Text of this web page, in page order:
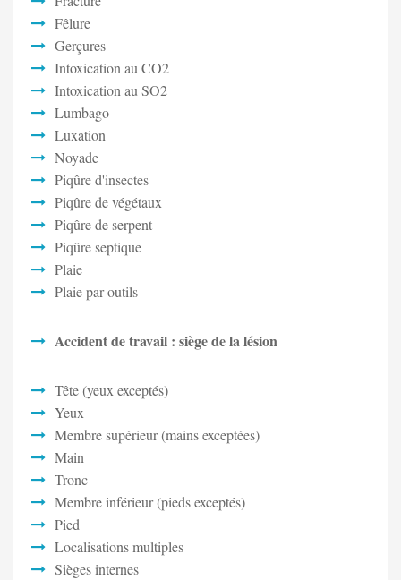
Fêlure
Gerçures
Intoxication au CO2
Intoxication au SO2
Lumbago
Luxation
Noyade
Piqûre d'insectes
Piqûre de végétaux
Piqûre de serpent
Piqûre septique
Plaie
Plaie par outils
Accident de travail : siège de la lésion
Tête (yeux exceptés)
Yeux
Membre supérieur (mains exceptées)
Main
Tronc
Membre inférieur (pieds exceptés)
Pied
Localisations multiples
Sièges internes